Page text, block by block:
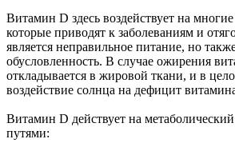
Витамин D здесь воздействует на
которые приводят к заболеваниям и
является неправильное питание, но
обусловленность. В случае ожирения
откладывается в жировой ткани, и в
воздействие солнца на дефицит
Витамин D действует на
путями: